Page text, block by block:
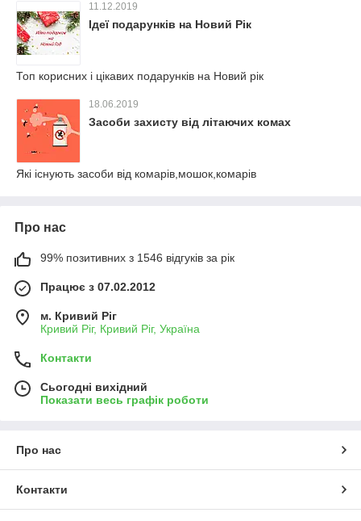
11.12.2019
Ідеї подарунків на Новий Рік
Топ корисних і цікавих подарунків на Новий рік
18.06.2019
Засоби захисту від літаючих комах
Які існують засоби від комарів,мошок,комарів
Про нас
99% позитивних з 1546 відгуків за рік
Працює з 07.02.2012
м. Кривий Ріг
Кривий Ріг, Кривий Ріг, Україна
Контакти
Сьогодні вихідний
Показати весь графік роботи
Про нас
Контакти